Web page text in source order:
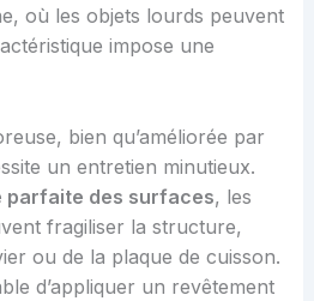
où les objets lourds peuvent
impose une
bien qu’améliorée par
un entretien minutieux.
parfaite des surfaces, les
fragiliser la structure,
ou de la plaque de cuisson.
d’appliquer un revêtement